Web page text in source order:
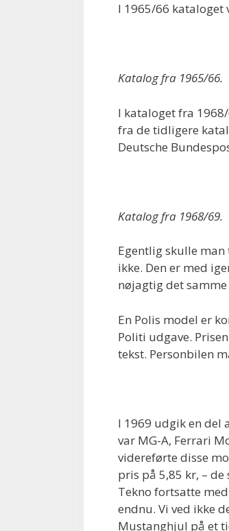
I 1965/66 kataloget
Katalog fra 1965/66.
I kataloget fra
fra de tidligere
Deutsche
Katalog fra 1968/69.
Egentlig skulle man
ikke. Den er med
nøjagtig det
En Polis model er
Politi udgave.
tekst. Personbilen
I 1969 udgik en del
var MG-A, Ferrari
videreførte disse
pris på 5,85 kr, –
Tekno fortsatte
endnu. Vi ved ikke
Mustanghjul på et